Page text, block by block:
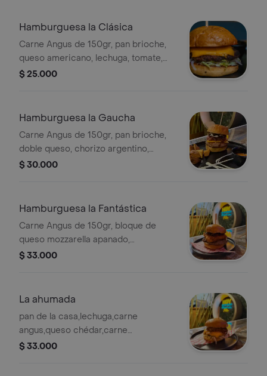
Hamburguesa la Clásica
Carne Angus de 150gr, pan brioche,
queso americano, lechuga, tomate,
cebolla morada y salsa .
$ 25.000
Hamburguesa la Gaucha
Carne Angus de 150gr, pan brioche,
doble queso, chorizo argentino,
cebolla caramelizada y chimichurri .
$ 30.000
Hamburguesa la Fantástica
Carne Angus de 150gr, bloque de
queso mozzarella apanado,
mermelada de tocineta con tomate y
$ 33.000
La ahumada
pan de la casa,lechuga,carne
angus,queso chédar,carne
pulled,salsa de la casa
$ 33.000